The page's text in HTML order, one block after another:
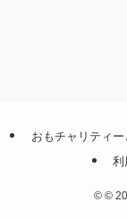
おもチャリティー
利
©©